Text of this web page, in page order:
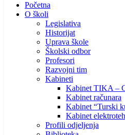
Početna
O školi
Legislativa
Historijat
Uprava škole
Školski odbor
Profesori
Razvojni tim
Kabineti
Kabinet TIKA –
Kabinet računara
Kabinet “Turski
Kabinet
Profili odjeljenja